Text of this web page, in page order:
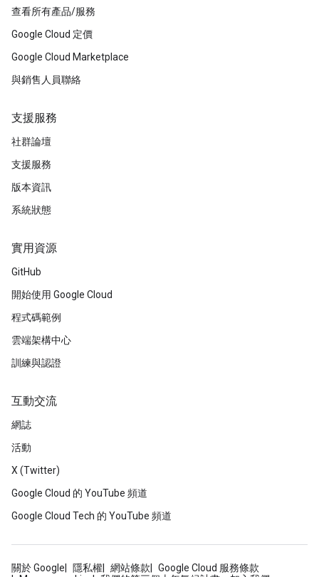
查看所有產品/服務
Google Cloud 定價
Google Cloud Marketplace
與銷售人員聯絡
支援服務
社群論壇
支援服務
版本資訊
系統狀態
實用資源
GitHub
開始使用 Google Cloud
程式碼範例
雲端架構中心
訓練與認證
互動交流
網誌
活動
X (Twitter)
Google Cloud 的 YouTube 頻道
Google Cloud Tech 的 YouTube 頻道
關於 Google 隱私權 網站條款
Google Cloud 服務條款